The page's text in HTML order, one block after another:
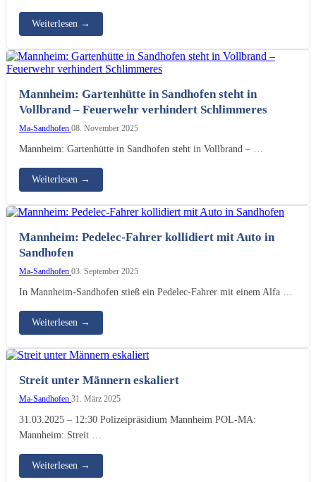
Weiterlesen →
Mannheim: Gartenhütte in Sandhofen steht in
Vollbrand – Feuerwehr verhindert Schlimmeres
Ma-Sandhofen 08. November 2025
Mannheim: Gartenhütte in Sandhofen steht in Vollbrand – …
Weiterlesen →
Mannheim: Pedelec-Fahrer kollidiert mit Auto in
Sandhofen
Ma-Sandhofen 03. September 2025
In Mannheim-Sandhofen stieß ein Pedelec-Fahrer mit einem Alfa …
Weiterlesen →
Streit unter Männern eskaliert
Ma-Sandhofen 31. März 2025
31.03.2025 – 12:30 Polizeipräsidium Mannheim POL-MA:
Mannheim: Streit …
Weiterlesen →